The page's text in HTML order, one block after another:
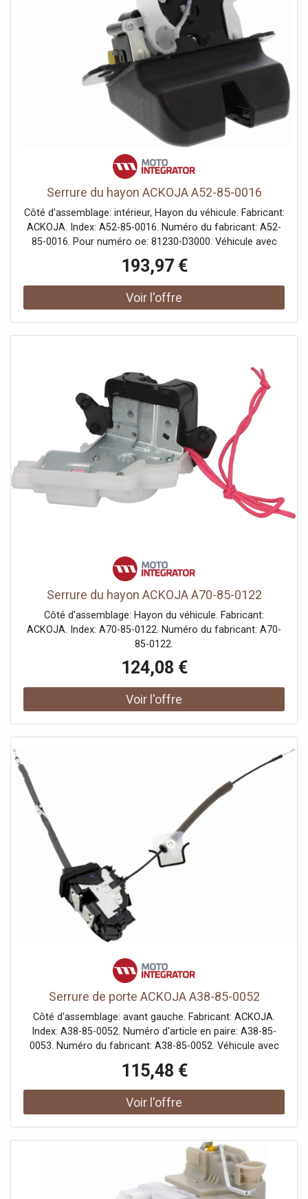
Serrure du hayon ACKOJA A52-85-0016
Côté d'assemblage: intérieur, Hayon du véhicule. Fabricant:
ACKOJA. Index: A52-85-0016. Numéro du fabricant: A52-
85-0016. Pour numéro oe: 81230-D3000. Véhicule avec
direction à gauche ou à droite: pour véhicules avec
direction à gauche, pour véhicules avec direction à droite.
193,97 €
Serrure du hayon ACKOJA A70-85-0122
Côté d'assemblage: Hayon du véhicule. Fabricant:
ACKOJA. Index: A70-85-0122. Numéro du fabricant: A70-
85-0122.
124,08 €
Serrure de porte ACKOJA A38-85-0052
Côté d'assemblage: avant gauche. Fabricant: ACKOJA.
Index: A38-85-0052. Numéro d'article en paire: A38-85-
0053. Numéro du fabricant: A38-85-0052. Véhicule avec
direction à gauche.
115,48 €